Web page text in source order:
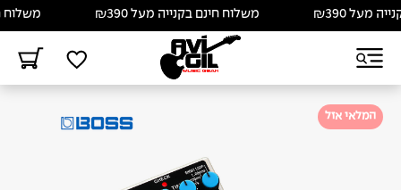
מעל ₪390 משלוח חינם בקנייה מעל ₪390 משלוח
המלאי אזל